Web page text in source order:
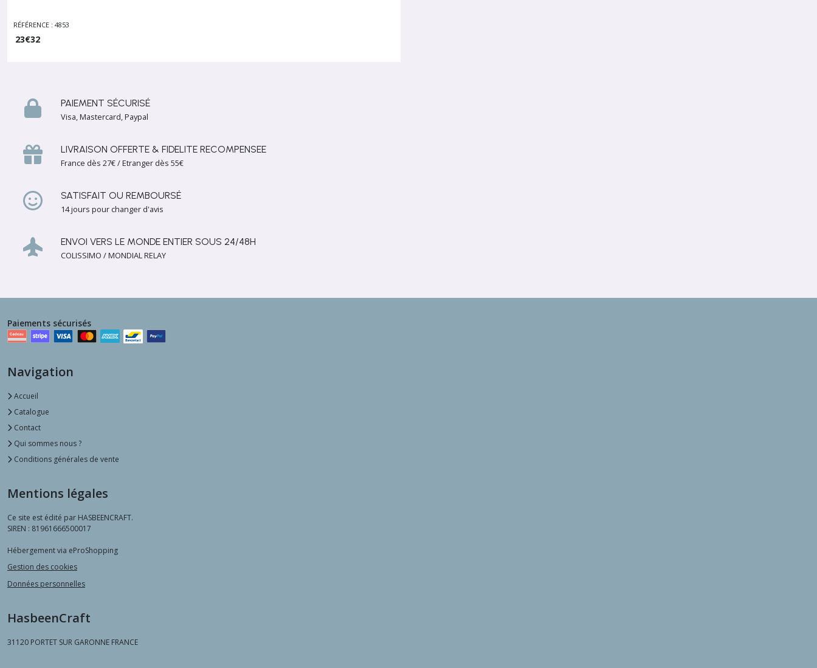
RÉFÉRENCE : 4853
23€32
PAIEMENT SÉCURISÉ
Visa, Mastercard, Paypal
LIVRAISON OFFERTE & FIDELITE RECOMPENSEE
France dès 27€ / Etranger dès 55€
SATISFAIT OU REMBOURSÉ
14 jours pour changer d'avis
ENVOI VERS LE MONDE ENTIER SOUS 24/48H
COLISSIMO / MONDIAL RELAY
Paiements sécurisés
Navigation
Accueil
Catalogue
Contact
Qui sommes nous ?
Conditions générales de vente
Mentions légales
Ce site est édité par HASBEENCRAFT.
SIREN : 81961666500017
Hébergement via eProShopping
Gestion des cookies
Données personnelles
HasbeenCraft
31120 PORTET SUR GARONNE FRANCE